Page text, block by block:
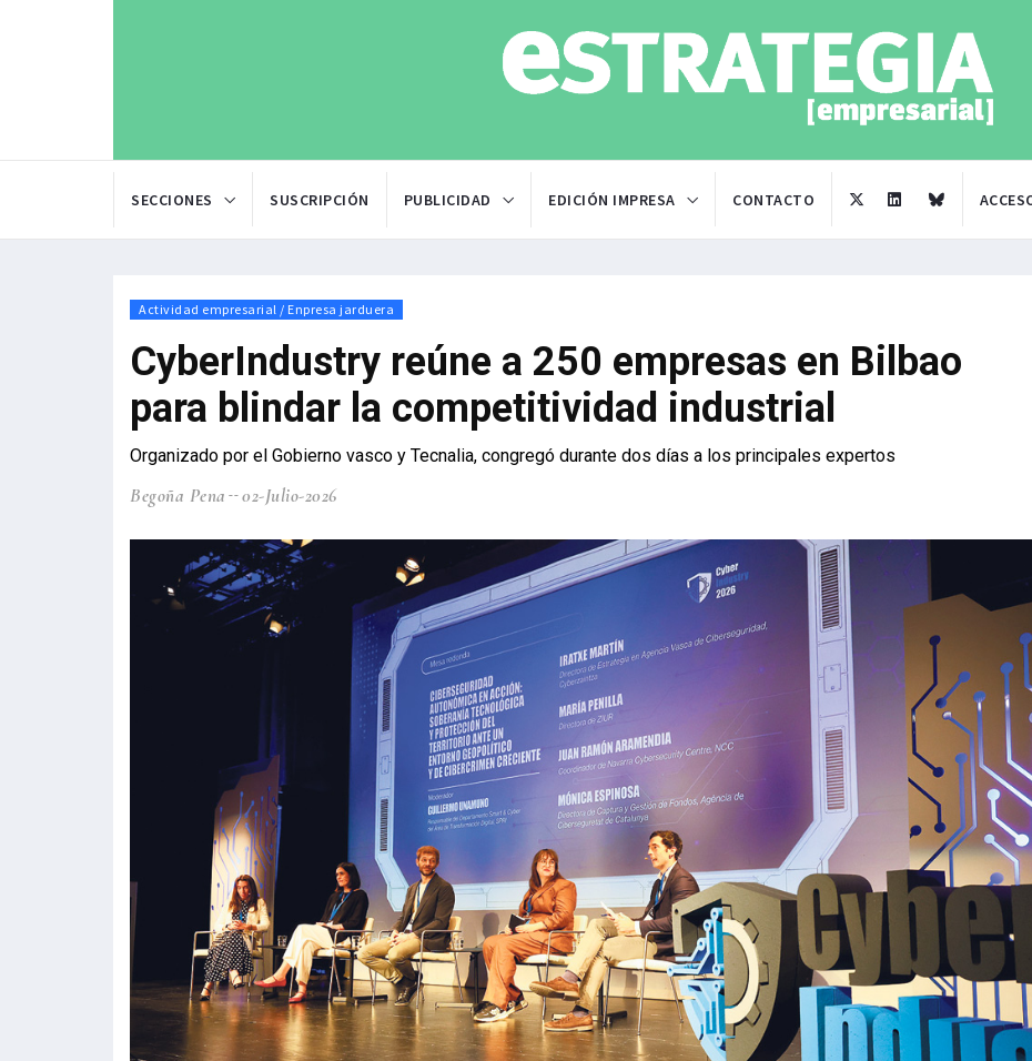
SECCIONES SUSCRIPCIÓN PUBLICIDAD EDICIÓN IMPRESA CONTACTO
Actividad empresarial / Enpresa jarduera
CyberIndustry reúne a 250 empresas en Bilbao
para blindar la competitividad industrial
Organizado por el Gobierno vasco y Tecnalia, congregó durante dos días a los principales expertos
Begoña Pena 02-Julio-2026